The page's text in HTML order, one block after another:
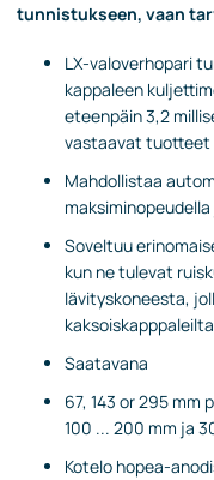
tunnistukseen, vaan
LX-valoverhopari
kappaleen
eteenpäin 3,2
vastaavat tuotteet
Mahdollistaa
Soveltuu
kun ne tulevat
lävityskoneesta,
kaksoiskapppaleilta
Saatavana
67, 143 or 295 mm
100 ... 200 mm ja
Kotelo hopea-